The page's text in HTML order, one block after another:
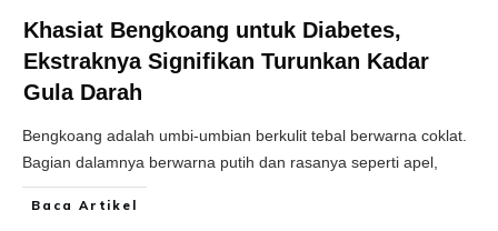
Khasiat Bengkoang untuk Diabetes,
Ekstraknya Signifikan Turunkan Kadar
Gula Darah
Bengkoang adalah umbi-umbian berkulit tebal berwarna coklat.
Bagian dalamnya berwarna putih dan rasanya seperti apel,
Baca Artikel